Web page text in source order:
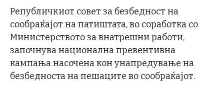
Републичкиот совет за безбедност на
сообраќајот на патиштата, во соработка со
Министерството за внатрешни работи,
започнува национална превентивна
кампања насочена кон унапредување на
безбедноста на пешаците во сообраќајот.